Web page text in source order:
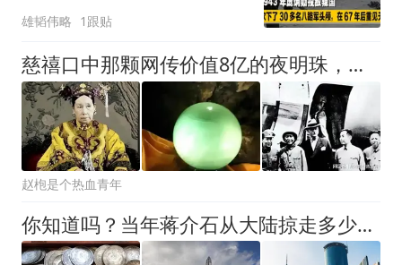
雄韬伟略 1跟贴
慈禧口中那颗网传价值8亿的夜明珠，百年下落至今成谜
赵枹是个热血青年
你知道吗？当年蒋介石从大陆掠走多少财富，几乎掏空了整个国家啊